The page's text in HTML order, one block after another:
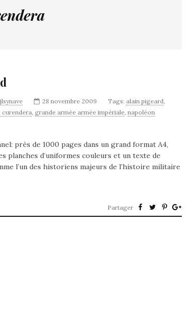
jlsynave 28 novembre 2009 Tags: alain pigeard,
curendera, grande armée armée impériale, napoléon
près de 1000 pages dans un grand format A4,
d’uniformes couleurs et un texte de
l’un des historiens majeurs de l’histoire militaire
Partager